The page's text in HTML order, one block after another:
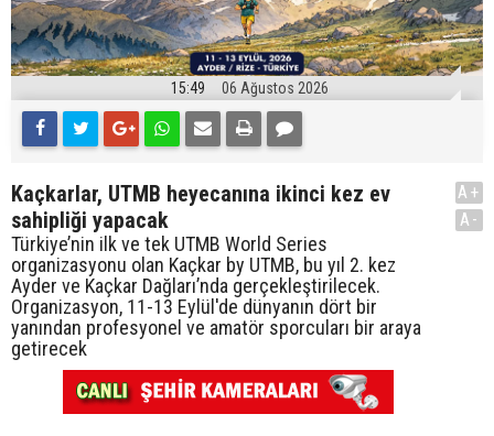
15:49 06 Ağustos 2026
Kaçkarlar, UTMB heyecanına ikinci kez ev
sahipliği yapacak
Türkiye’nin ilk ve tek UTMB World Series
organizasyonu olan Kaçkar by UTMB, bu yıl 2. kez
Ayder ve Kaçkar Dağları’nda gerçekleştirilecek.
Organizasyon, 11-13 Eylül'de dünyanın dört bir
yanından profesyonel ve amatör sporcuları bir araya
getirecek
A+
A-